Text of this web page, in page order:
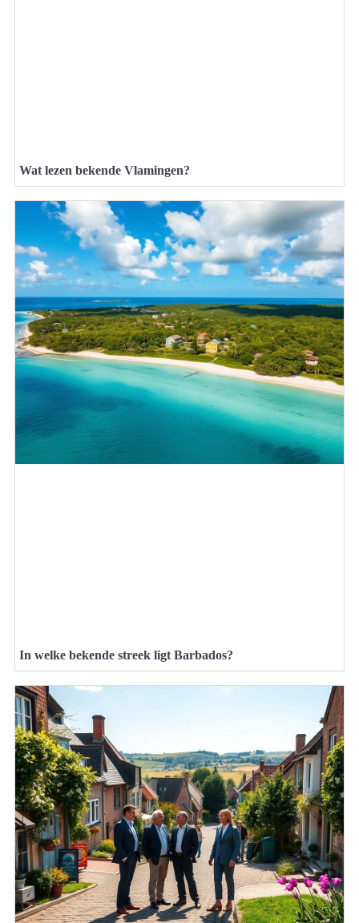
Wat lezen bekende Vlamingen?
In welke bekende streek ligt Barbados?